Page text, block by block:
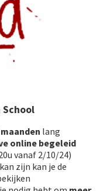
School
lang
online begeleid
vanaf 2/10/24)
zijn kan je de